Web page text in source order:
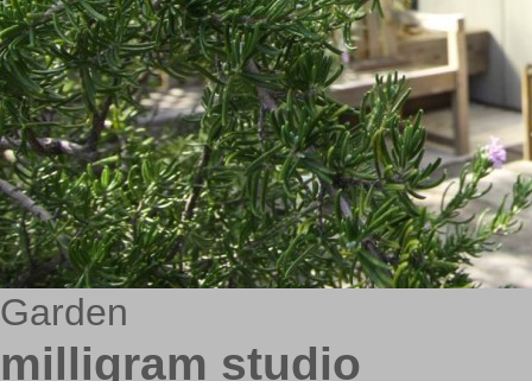
Garden
milligram studio